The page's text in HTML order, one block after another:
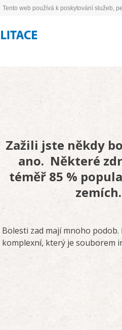
Tento web používá k poskytování služeb,
Zažili jste někdy
ano. Některé
téměř 85 %
Bolesti zad mají mnoho
komplexní, který je souborem